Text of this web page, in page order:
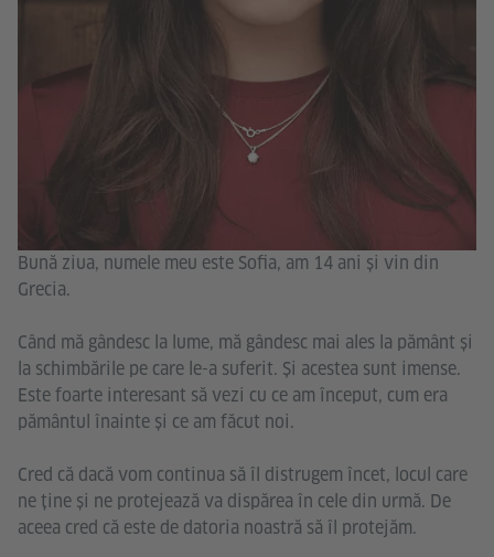
Bună ziua, numele meu este Sofia, am 14 ani și vin din
Grecia.
Când mă gândesc la lume, mă gândesc mai ales la pământ și
la schimbările pe care le-a suferit. Și acestea sunt imense.
Este foarte interesant să vezi cu ce am început, cum era
pământul înainte și ce am făcut noi.
Cred că dacă vom continua să îl distrugem încet, locul care
ne ține și ne protejează va dispărea în cele din urmă. De
aceea cred că este de datoria noastră să îl protejăm.